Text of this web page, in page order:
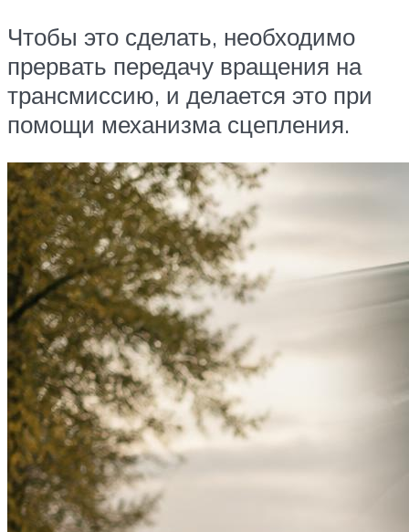
Чтобы это сделать, необходимо
прервать передачу вращения на
трансмиссию, и делается это при
помощи механизма сцепления.